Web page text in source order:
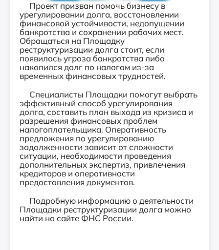
Проект призван помочь бизнесу в
урегулировании долга, восстановлении
финансовой устойчивости, недопущении
банкротства и сохранении рабочих мест.
Обращаться на Площадку
реструктуризации долга стоит, если
появилась угроза банкротства либо
накопился долг по налогам из-за
временных финансовых трудностей.
Специалисты Площадки помогут выбрать
эффективный способ урегулирования
долга, составить план выхода из кризиса и
разрешения финансовых проблем
налогоплательщика. Оперативность
предложения по урегулированию
задолженности зависит от сложности
ситуации, необходимости проведения
дополнительных экспертиз, привлечения
кредиторов и оперативности
предоставления документов.
Подробную информацию о деятельности
Площадки реструктуризации долга можно
найти на сайте ФНС России.